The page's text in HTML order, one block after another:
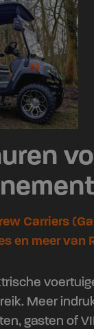
Carriers
en meer van
Meer
gasten of